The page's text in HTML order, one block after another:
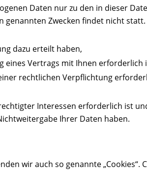
Daten nur zu den in dieser
genannten Zwecken findet nicht
dazu erteilt haben,
eines Vertrags mit Ihnen erforderlich
rechtlichen Verpflichtung
Interessen erforderlich ist
Ihrer Daten haben.
wir auch so genannte